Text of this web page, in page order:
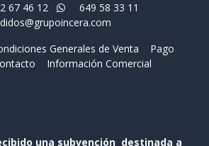
67 46 12
649 58 33 11
Generales de Venta
Pago
Información Comercial
una subvención destinada a